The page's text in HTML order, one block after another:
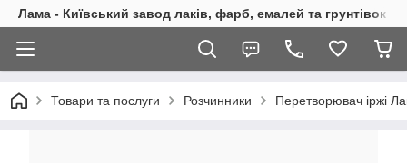
Лама - Київський завод лаків, фарб, емалей та грунтівок
Товари та послуги Розчинники Перетворювач іржі